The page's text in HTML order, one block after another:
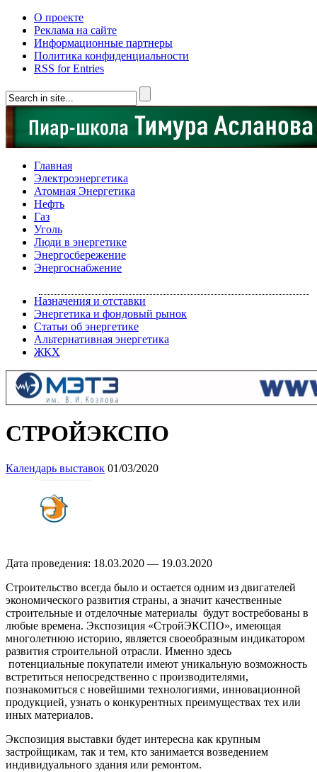
О проекте
Реклама на сайте
Информационные партнеры
Политика конфиденциальности
RSS for Entries
Главная
Электроэнергетика
Атомная Энергетика
Нефть
Газ
Уголь
Люди в энергетике
Энергосбережение
Энергоснабжение
Назначения и отставки
Энергетика и фондовый рынок
Статьи об энергетике
Альтернативная энергетика
ЖКХ
СТРОЙЭКСПО
Календарь выставок 01/03/2020
Дата проведения: 18.03.2020 — 19.03.2020
Строительство всегда было и остается одним из двигателей
экономического развития страны, а значит качественные
строительные и отделочные материалы будут востребованы в
любые времена. Экспозиция «СтройЭКСПО», имеющая
многолетнюю историю, является своеобразным индикатором
развития строительной отрасли. Именно здесь
потенциальные покупатели имеют уникальную возможность
встретиться непосредственно с производителями,
познакомиться с новейшими технологиями, инновационной
продукцией, узнать о конкурентных преимуществах тех или
иных материалов.
Экспозиция выставки будет интересна как крупным
застройщикам, так и тем, кто занимается возведением
индивидуального здания или ремонтом.